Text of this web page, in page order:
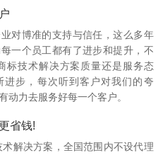
对博准的支持与信任，这么多年
一个员工都有了进步和提升，不
标技术解决方案质量还是服务态
进步，每次听到客户对我们的夸
动力去服务好每一个客户。
省钱!
解决方案，全国范围内不设代理